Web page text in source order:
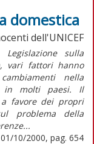
domestica
dell'UNICEF
Legislazione sulla
vari fattori hanno
nella
in molti paesi. Il
a favore dei propri
problema della
10/2000, pag. 654